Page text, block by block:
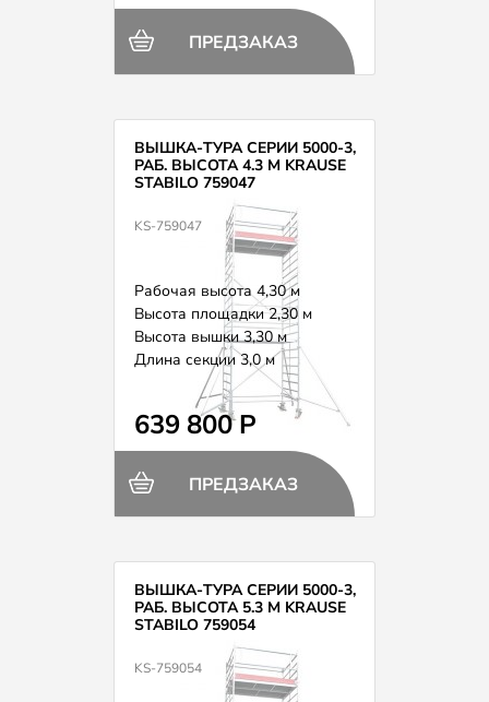
ПРЕДЗАКАЗ
ВЫШКА-ТУРА СЕРИИ 5000-3,
РАБ. ВЫСОТА 4.3 М KRAUSE
STABILO 759047
KS-759047
Рабочая высота 4,30 м
Высота площадки 2,30 м
Высота вышки 3,30 м
Длина секции 3,0 м
Вес 186,0 кг
639 800 Р
ПРЕДЗАКАЗ
ВЫШКА-ТУРА СЕРИИ 5000-3,
РАБ. ВЫСОТА 5.3 М KRAUSE
STABILO 759054
KS-759054